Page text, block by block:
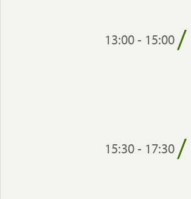
13:00 - 15:00/
15:30 - 17:30/